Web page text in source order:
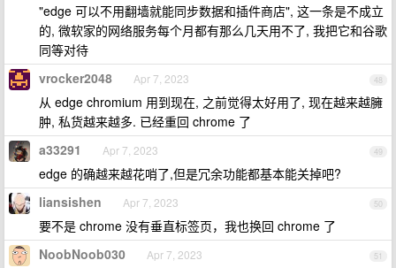
"edge 可以不用翻墙就能同步数据和插件商店", 这一条是不成立
的, 微软家的网络服务每个月都有那么几天用不了, 我把它和谷歌
同等对待
48
vrocker2048 Apr 7, 2023
从 edge chromium 用到现在, 之前觉得太好用了, 现在越来越臃
肿, 私货越来越多. 已经重回 chrome 了
49
a33291 Apr 7, 2023
edge 的确越来越花哨了,但是冗余功能都基本能关掉吧?
50
liansishen Apr 7, 2023
要不是 chrome 没有垂直标签页，我也换回 chrome 了
51
NoobNoob030 Apr 7, 2023